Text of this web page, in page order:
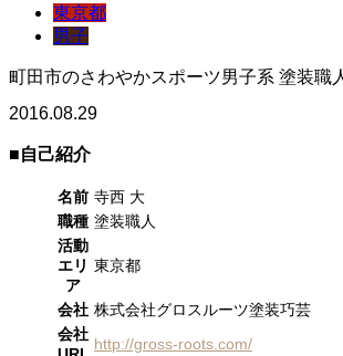
東京都
男子
町田市のさわやかスポーツ男子系 塗装職
2016.08.29
■自己紹介
名前 寺西 大
職種 塗装職人
活動
エリ
ア
東京都
会社 株式会社グロスルーツ塗装巧芸
会社
http://gross-roots.com/